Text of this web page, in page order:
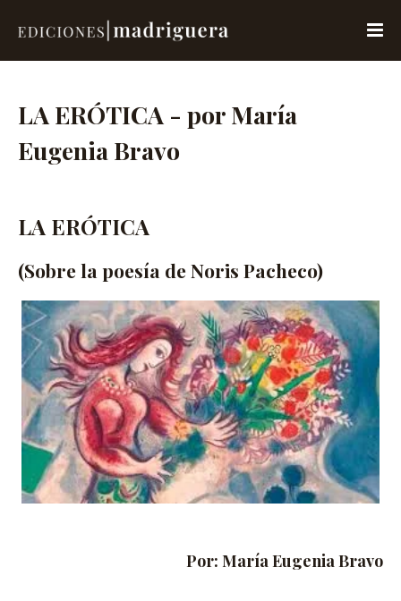
LA ERÓTICA - por María
Eugenia Bravo
LA ERÓTICA
(Sobre la poesía de Noris Pacheco)
Por: María Eugenia Bravo